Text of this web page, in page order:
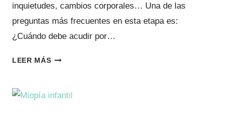
inquietudes, cambios corporales… Una de las
preguntas más frecuentes en esta etapa es:
¿Cuándo debe acudir por…
LEER MÁS¿CUÁNDO
ADOLESCENTE